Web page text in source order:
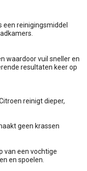
reinigingsmiddel
waardoor vuil sneller en
resultaten keer op
reinigt dieper,
geen krassen
van een vochtige
en spoelen.